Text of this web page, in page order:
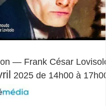
— Frank César
2025 de 14h00 à